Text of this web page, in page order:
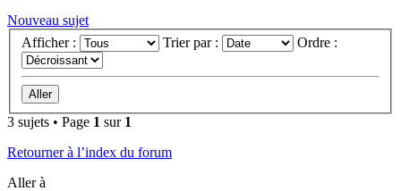
Nouveau sujet
Afficher :
Trier par : Ordre :
3 sujets • Page 1 sur 1
Retourner à l’index du forum
Aller à